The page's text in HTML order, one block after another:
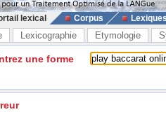
lexical Corpus
Lexicographie Etymologie
une forme